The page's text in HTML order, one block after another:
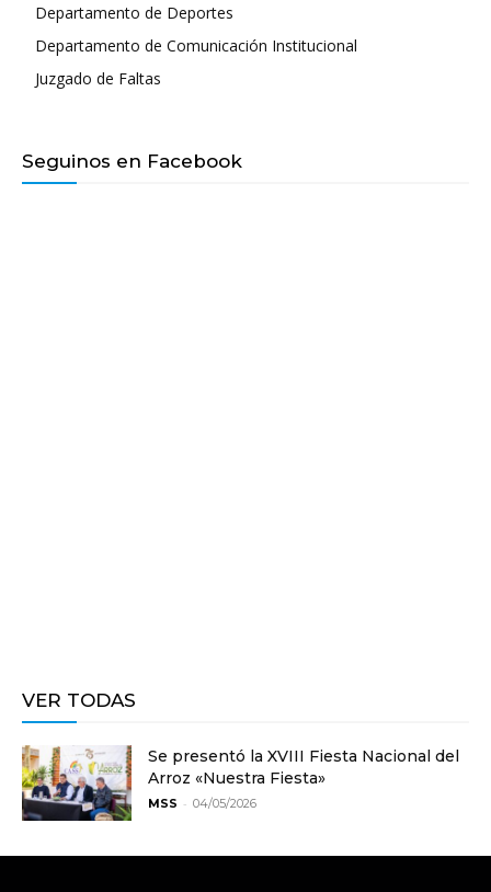
Departamento de Deportes
Departamento de Comunicación Institucional
Juzgado de Faltas
Seguinos en Facebook
VER TODAS
Se presentó la XVIII Fiesta Nacional del
Arroz «Nuestra Fiesta»
MSS - 04/05/2026